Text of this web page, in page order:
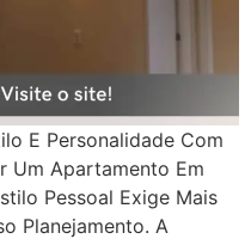
E Personalidade Com
Um Apartamento Em
Pessoal Exige Mais
Planejamento. A